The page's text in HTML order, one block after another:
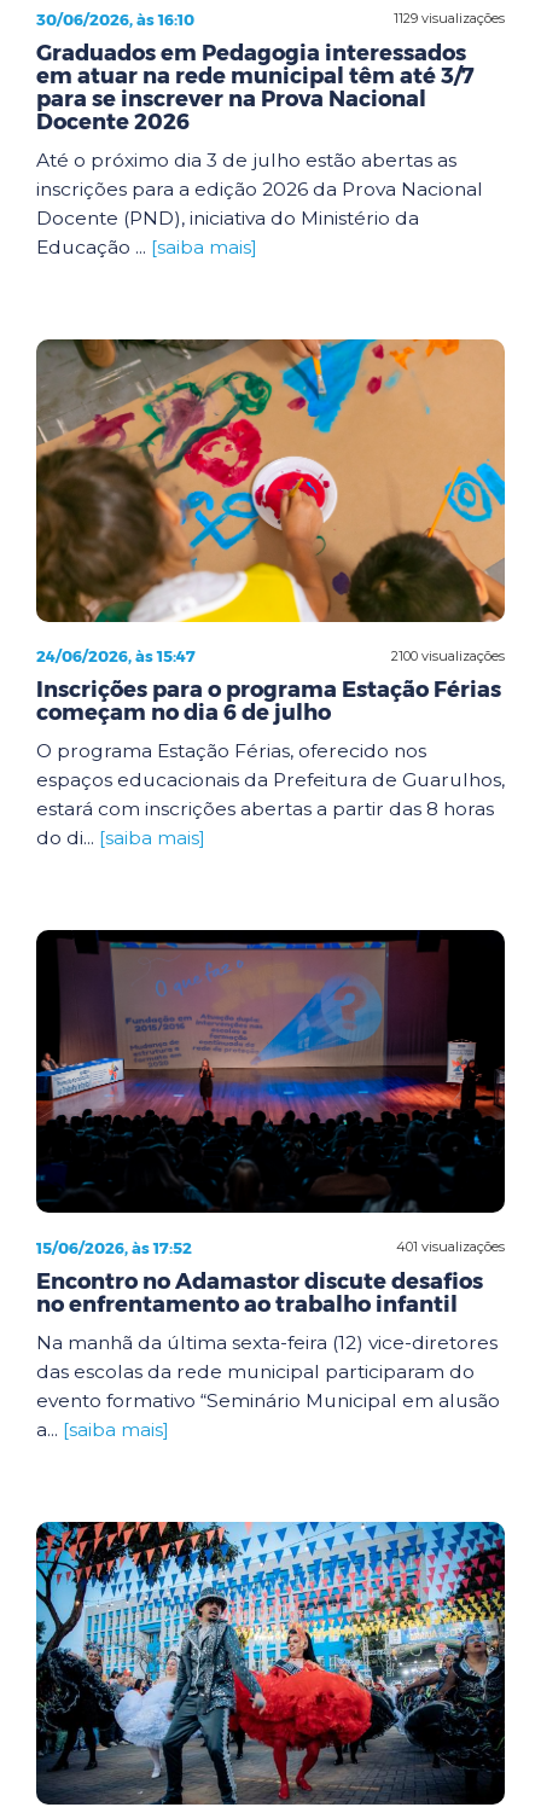
1129 visualizações
30/06/2026, às 16:10
Graduados em Pedagogia interessados
em atuar na rede municipal têm até 3/7
para se inscrever na Prova Nacional
Docente 2026
Até o próximo dia 3 de julho estão abertas as
inscrições para a edição 2026 da Prova Nacional
Docente (PND), iniciativa do Ministério da
Educação ... [saiba mais]
2100 visualizações
24/06/2026, às 15:47
Inscrições para o programa Estação Férias
começam no dia 6 de julho
O programa Estação Férias, oferecido nos
espaços educacionais da Prefeitura de Guarulhos,
estará com inscrições abertas a partir das 8 horas
do di... [saiba mais]
401 visualizações
15/06/2026, às 17:52
Encontro no Adamastor discute desafios
no enfrentamento ao trabalho infantil
Na manhã da última sexta-feira (12) vice-diretores
das escolas da rede municipal participaram do
evento formativo “Seminário Municipal em alusão
a... [saiba mais]